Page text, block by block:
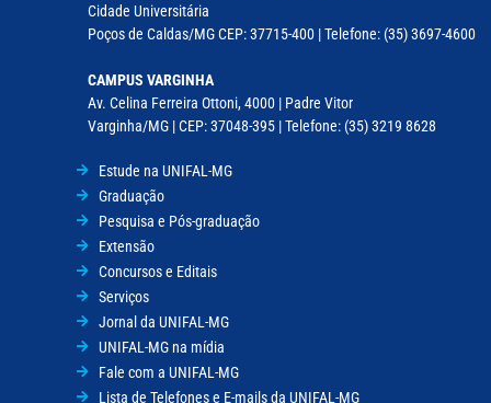
Cidade Universitária
Poços de Caldas/MG CEP: 37715-400 | Telefone: (35) 3697-4600
CAMPUS VARGINHA
Av. Celina Ferreira Ottoni, 4000 | Padre Vitor
Varginha/MG | CEP: 37048-395 | Telefone: (35) 3219 8628
Estude na UNIFAL-MG
Graduação
Pesquisa e Pós-graduação
Extensão
Concursos e Editais
Serviços
Jornal da UNIFAL-MG
UNIFAL-MG na mídia
Fale com a UNIFAL-MG
Lista de Telefones e E-mails da UNIFAL-MG